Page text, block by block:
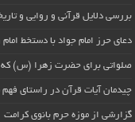
بررسی دلایل قرآنی و روایی و
دعای حرز امام جواد با دستخط
صلواتی برای حضرت زهرا (س) که
چیدمان آیات قرآن در راستای
گزارشی از موزه حرم بانوی کرامت